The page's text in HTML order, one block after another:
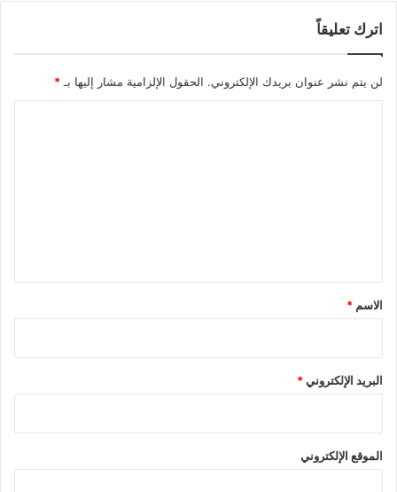
اترك تعليقاً
لن يتم نشر عنوان بريدك الإلكتروني. الحقول الإلزامية مشار إليها بـ *
*
الاسم *
البريد الإلكتروني*
الموقع الإلكتروني